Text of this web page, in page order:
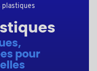
plastiques
pour